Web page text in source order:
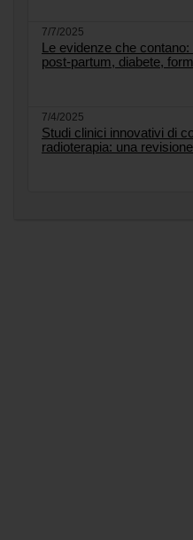
7/7/2025
Le evidenze che
post-partum, diabete,
7/4/2025
Studi clinici innovativi di
radioterapia: una